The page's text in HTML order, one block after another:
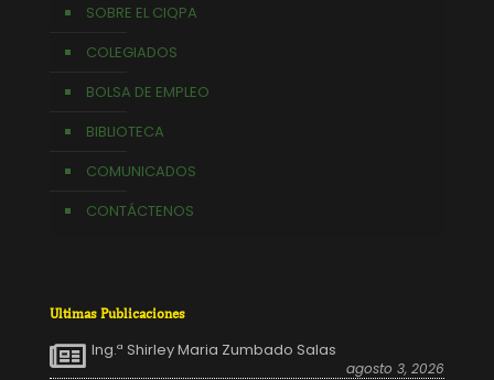
SOBRE EL CIQPA
COLEGIADOS
BOLSA DE EMPLEO
BIBLIOTECA
COMUNICADOS
CONTÁCTENOS
Ultimas Publicaciones
Ing.ª Shirley Maria Zumbado Salas
agosto 3, 2026